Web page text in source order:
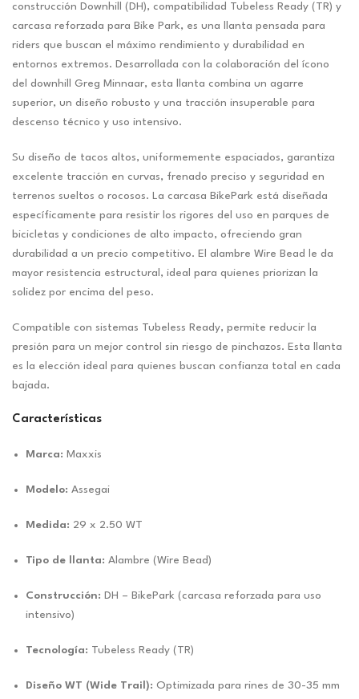
construcción Downhill (DH), compatibilidad Tubeless Ready (TR) y
carcasa reforzada para Bike Park, es una llanta pensada para
riders que buscan el máximo rendimiento y durabilidad en
entornos extremos. Desarrollada con la colaboración del ícono
del downhill Greg Minnaar, esta llanta combina un agarre
superior, un diseño robusto y una tracción insuperable para
descenso técnico y uso intensivo.
Su diseño de tacos altos, uniformemente espaciados, garantiza
excelente tracción en curvas, frenado preciso y seguridad en
terrenos sueltos o rocosos. La carcasa BikePark está diseñada
específicamente para resistir los rigores del uso en parques de
bicicletas y condiciones de alto impacto, ofreciendo gran
durabilidad a un precio competitivo. El alambre Wire Bead le da
mayor resistencia estructural, ideal para quienes priorizan la
solidez por encima del peso.
Compatible con sistemas Tubeless Ready, permite reducir la
presión para un mejor control sin riesgo de pinchazos. Esta llanta
es la elección ideal para quienes buscan confianza total en cada
bajada.
Características
Marca: Maxxis
Modelo: Assegai
Medida: 29 x 2.50 WT
Tipo de llanta: Alambre (Wire Bead)
Construcción: DH – BikePark (carcasa reforzada para uso
intensivo)
Tecnología: Tubeless Ready (TR)
Diseño WT (Wide Trail): Optimizada para rines de 30-35 mm